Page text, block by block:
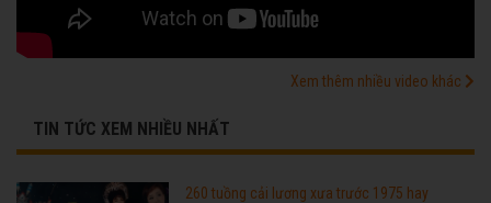
Xem thêm nhiều video khác
TIN TỨC XEM NHIỀU NHẤT
260 tuồng cải lương xưa trước 1975 hay